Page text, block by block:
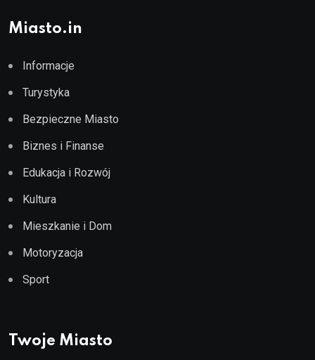
Miasto.in
Informacje
Turystyka
Bezpieczne Miasto
Biznes i Finanse
Edukacja i Rozwój
Kultura
Mieszkanie i Dom
Motoryzacja
Sport
Twoje Miasto